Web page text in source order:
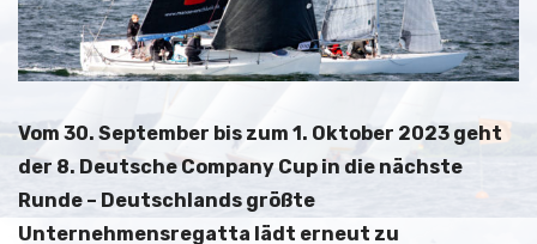
Vom 30. September bis zum 1. Oktober 2023 geht
der 8. Deutsche Company Cup in die nächste
Runde – Deutschlands größte
Unternehmensregatta lädt erneut zu